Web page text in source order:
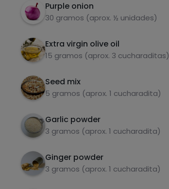
Purple onion
30 gramos (aprox. ½ unidades)
Extra virgin olive oil
15 gramos (aprox. 3 cucharaditas)
Seed mix
5 gramos (aprox. 1 cucharadita)
Garlic powder
3 gramos (aprox. 1 cucharadita)
Ginger powder
3 gramos (aprox. 1 cucharadita)